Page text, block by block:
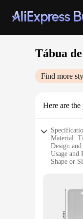
Tábua
Find more
Here are
Material:
Design
Usage and
Shape or
Features:
The